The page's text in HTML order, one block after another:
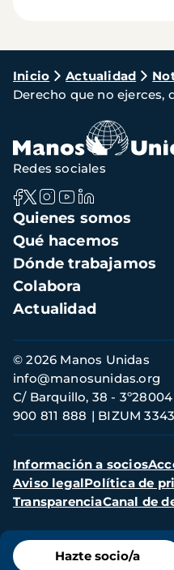
Ruta
de
navegación
Inicio Actualidad
Derecho que no ejerces,
Menú
de
Hazte socio/a
Navegación
principal
Quienes somos
Qué hacemos
Dónde trabajamos
Colabora
Actualidad
Redes sociales
Información
de
contacto
© 2026 Manos Unidas
C/ Barquillo, 38 -
900 811 888
BIZUM
info@manosunidas.org
Menú
secundario
Información a socios
Aviso legalPolítica de
TransparenciaCanal de